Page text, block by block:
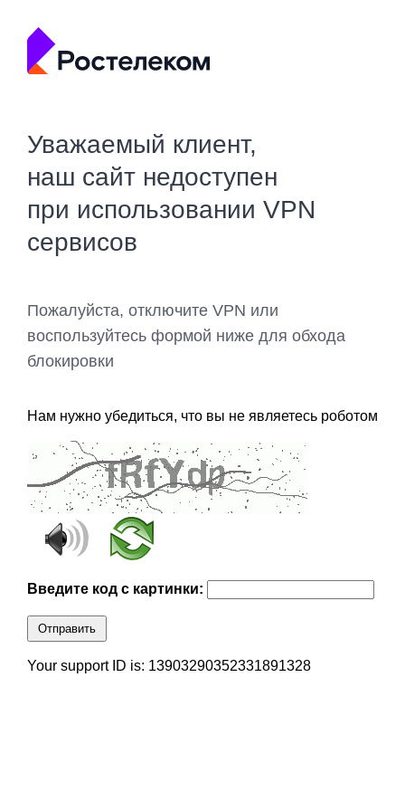
Уважаемый клиент,
наш сайт недоступен
при использовании VPN
сервисов
Пожалуйста, отключите VPN или
воспользуйтесь формой ниже для обхода
блокировки
Нам нужно убедиться, что вы не являетесь роботом
Введите код с картинки:
Отправить
Your support ID is: 13903290352331891328